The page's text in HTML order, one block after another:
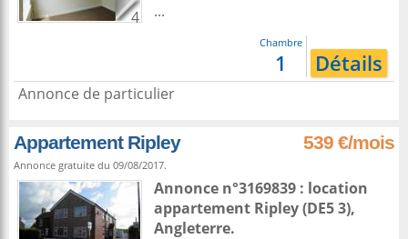
4
...
Chambre
1 Détails
Annonce de particulier
Appartement Ripley 539 €/mois
Annonce gratuite du 09/08/2017.
Annonce n°3169839 : location
appartement Ripley(DE5 3),
Angleterre.